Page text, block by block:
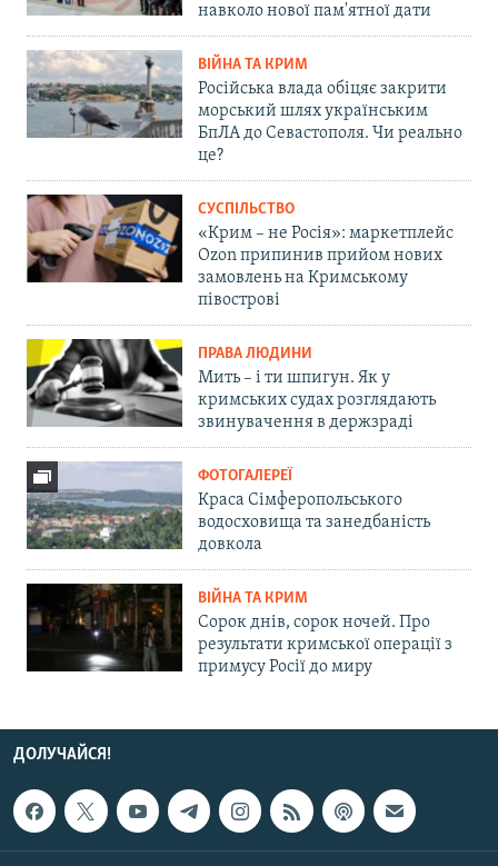
навколо нової пам'ятної дати
ВІЙНА ТА КРИМ
Російська влада обіцяє закрити
морський шлях українським
БпЛА до Севастополя. Чи реально
це?
СУСПІЛЬСТВО
«Крим – не Росія»: маркетплейс
Ozon припинив прийом нових
замовлень на Кримському
півострові
ПРАВА ЛЮДИНИ
Мить – і ти шпигун. Як у
кримських судах розглядають
звинувачення в держзраді
ФОТОГАЛЕРЕЇ
Краса Сімферопольського
водосховища та занедбаність
довкола
ВІЙНА ТА КРИМ
Сорок днів, сорок ночей. Про
результати кримської операції з
примусу Росії до миру
ДОЛУЧАЙСЯ!